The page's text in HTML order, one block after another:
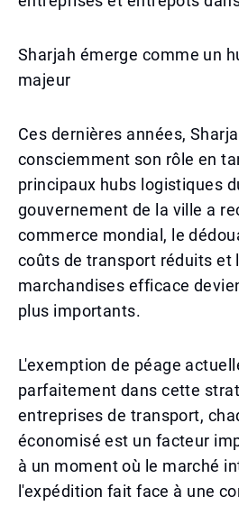
Sharjah émerge comme un
majeur
Ces dernières années,
consciemment son rôle en
principaux hubs logistiques
gouvernement de la ville a
commerce mondial, le
coûts de transport réduits et
marchandises efficace
plus importants.
L'exemption de péage
parfaitement dans cette
entreprises de transport,
économisé est un facteur
à un moment où le marché
l'expédition fait face à une